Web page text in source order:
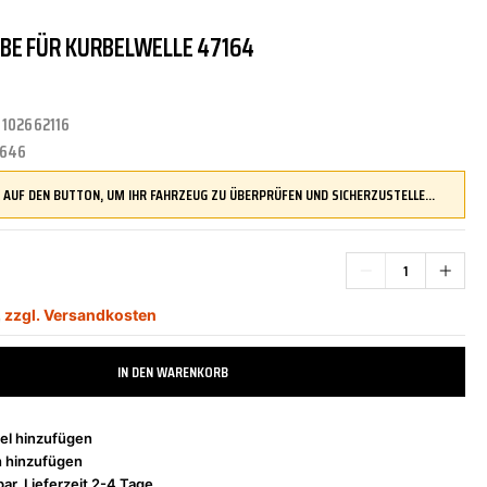
TRITTBRETTER
KLIMAANLAGE
LENKUNG MOTORTEILE
REINIGUNGS-/PFLEGEMITTEL
DR.WACK
LIQUI MOLY MANN FILTER
FÜR KURBELWELLE 47164
102662116
DRÜCKEN SIE AUF DEN BUTTON, UM IHR FAHRZEUG ZU ÜBERPRÜFEN UND SICHERZUSTELLEN, DASS DIESES TEIL KOMPATIBEL IST, BEVOR SIE ES BESTELLEN
zzgl. Versandkosten
IN DEN WARENKORB
hinzufügen
hinzufügen